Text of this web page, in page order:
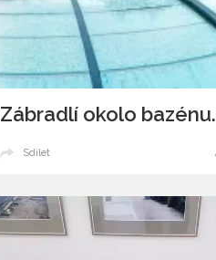
Zábradlí okolo bazénu.
Sdílet